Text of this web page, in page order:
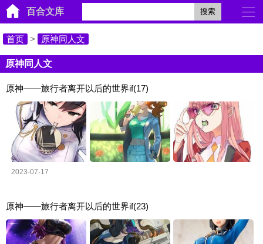
百合文库 搜索
首页 > 原神同人文
原神同人文
原神——旅行者离开以后的世界if(17)
2023-07-17
原神——旅行者离开以后的世界if(23)